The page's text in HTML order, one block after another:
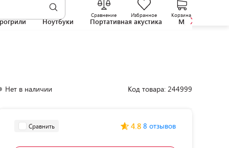
Сравнение Избранное Корзина
Ноутбуки Портативная акустика
Нет в наличии Код товара: 244999
Сравнить 4.8 8 отзывов